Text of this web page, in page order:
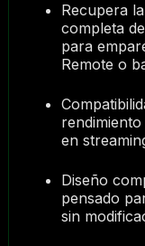
Recupera
completa
para
Remote o
en
Diseño
pensado
sin